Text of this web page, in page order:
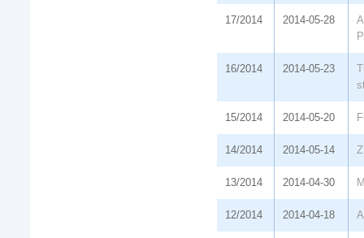
17/2014 2014-05-28
16/2014 2014-05-23
15/2014 2014-05-20
14/2014 2014-05-14
13/2014 2014-04-30
12/2014 2014-04-18